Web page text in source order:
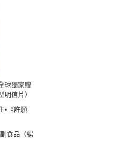
球獨家贈
明信片）
•《許願
食品（暢